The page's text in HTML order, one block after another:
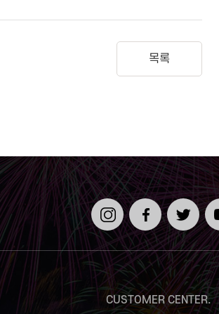
목록
인스타
그램
페이스
북
트위터 유
CUSTOMER CENTER.